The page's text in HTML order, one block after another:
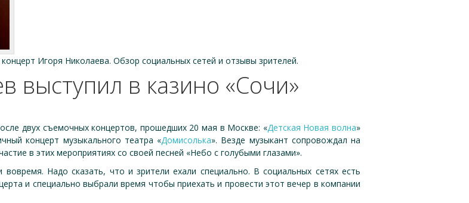
Игоря Николаева. Обзор социальных сетей и отзывы зрителей.
выступил в казино «Сочи»
двух съемочных концертов, прошедших 20 мая в Москве: «Детская Новая волна»
концерт музыкального театра «Домисолька». Везде музыкант сопровождал на
в этих мероприятиях со своей песней «Небо с голубыми глазами».
Надо сказать, что и зрители ехали специально. В социальных сетях есть
и специально выбрали время чтобы приехать и провести этот вечер в компании